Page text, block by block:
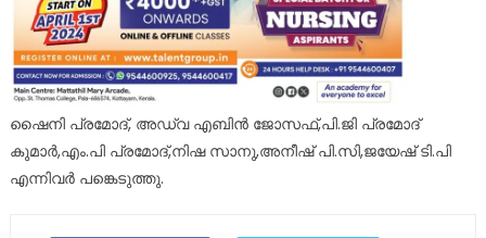
ഷൈനി പ്രമോദ്, അഡ്വ എബിൻ ജോസഫ്,പി.ജി പ്രമോദ്
കുമാർ,എം.പി പ്രമോദ്,നിഷ സാനു,അനീഷ് പി.സി,ജയേഷ് ടി.പി
എന്നിവർ പങ്കെടുത്തു.